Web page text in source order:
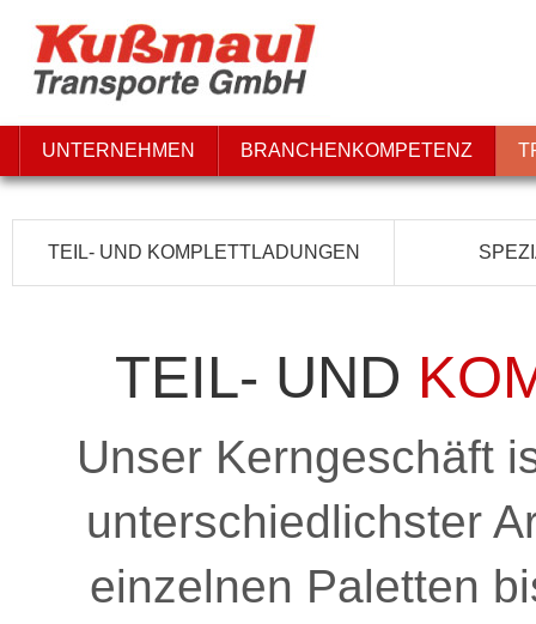
UNTERNEHMEN BRANCHENKOMPETENZ
TEIL- UND KOMPLETTLADUNGEN
TEIL- UND
Unser Kerngeschäft
unterschiedlichster
einzelnen Paletten